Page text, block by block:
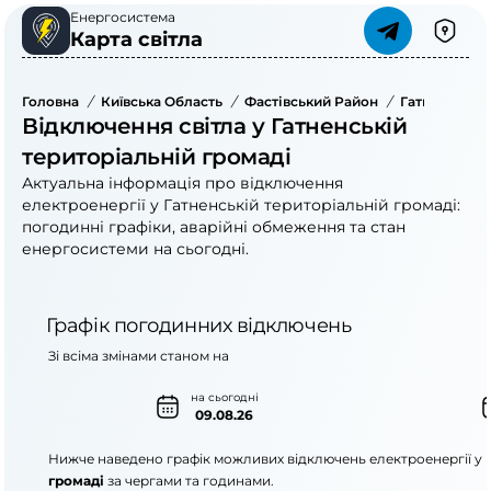
Енергосистема
Карта світла
Головна / Київська Область / Фастівський Район / Гатненська
Відключення світла у Гатненській
територіальній громаді
Актуальна інформація про відключення
електроенергії у Гатненській територіальній громаді:
погодинні графіки, аварійні обмеження та стан
енергосистеми на сьогодні.
Графік погодинних відключень
на сьогодні
09.08.26
Зі всіма змінами станом на
Нижче наведено графік можливих відключень електроенергії у
громаді за чергами та годинами.